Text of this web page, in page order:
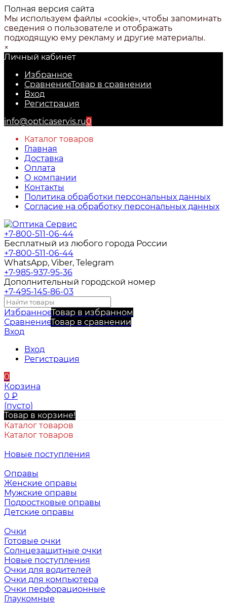
Полная версия сайта
Мы используем файлы «cookie», чтобы запоминать
сведения о пользователе и отображать
подходящую ему рекламу и другие материалы.
×
Личный кабинет
Избранное
СравнениеТовар в сравнении
Вход
Регистрация
info@opticaservis.ru0
Каталог товаров
Главная
Доставка
Оплата
О компании
Контакты
Политика обработки персональных данных
Согласие на обработку персональных данных
+7-800-511-06-44
Бесплатный из любого города России
+7-800-511-06-44
WhatsApp, Viber, Telegram
+7-985-937-95-36
Дополнительный городской номер
+7-495-145-86-03
ИзбранноеТовар в избранном
СравнениеТовар в сравнении
Вход
Вход
Регистрация
0
Корзина
0 ₽
(пусто)
Товар в корзине!
Каталог товаров
Каталог товаров
Новые поступления
Оправы
Женские оправы
Мужские оправы
Подростковые оправы
Детские оправы
Очки
Готовые очки
Солнцезащитные очки
Новые поступления
Очки для водителей
Очки для компьютера
Очки перфорационные
Глаукомные